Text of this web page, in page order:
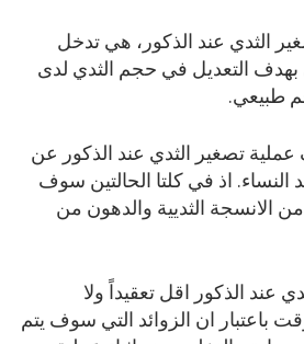
الثدي عند الذكور، هي تدخل
التعديل في حجم الثدي لدى
طبيعي.
عملية تصغير الثدي عند الذكور عن
النساء. اذ في كلتا الحالتين سوف
الانسجة الثديية والدهون من
عند الذكور اقل تعقيداً ولا
باعتبار ان الزوائد التي سوف يتم